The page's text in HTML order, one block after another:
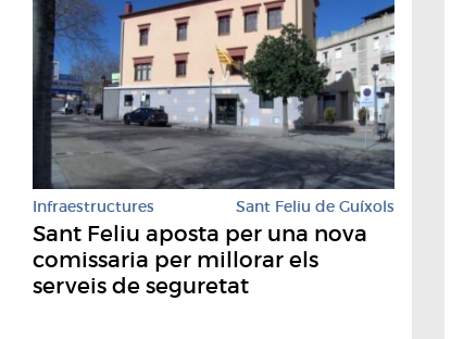
Infraestructures Sant Feliu de Guíxols
Sant Feliu aposta per una nova
comissaria per millorar els
serveis de seguretat